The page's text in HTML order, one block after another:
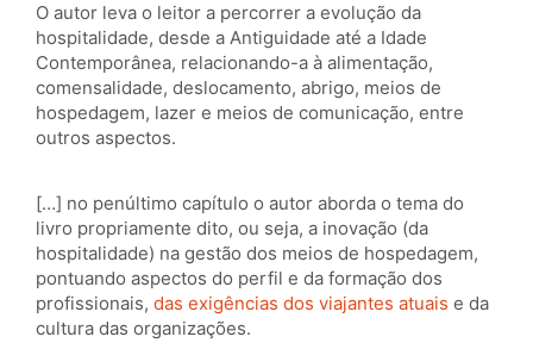
O autor leva o leitor a percorrer a evolução da
hospitalidade, desde a Antiguidade até a Idade
Contemporânea, relacionando-a à alimentação,
comensalidade, deslocamento, abrigo, meios de
hospedagem, lazer e meios de comunicação, entre
outros aspectos.
[…] no penúltimo capítulo o autor aborda o tema do
livro propriamente dito, ou seja, a inovação (da
hospitalidade) na gestão dos meios de hospedagem,
pontuando aspectos do perfil e da formação dos
profissionais, das exigências dos viajantes atuais e da
cultura das organizações.